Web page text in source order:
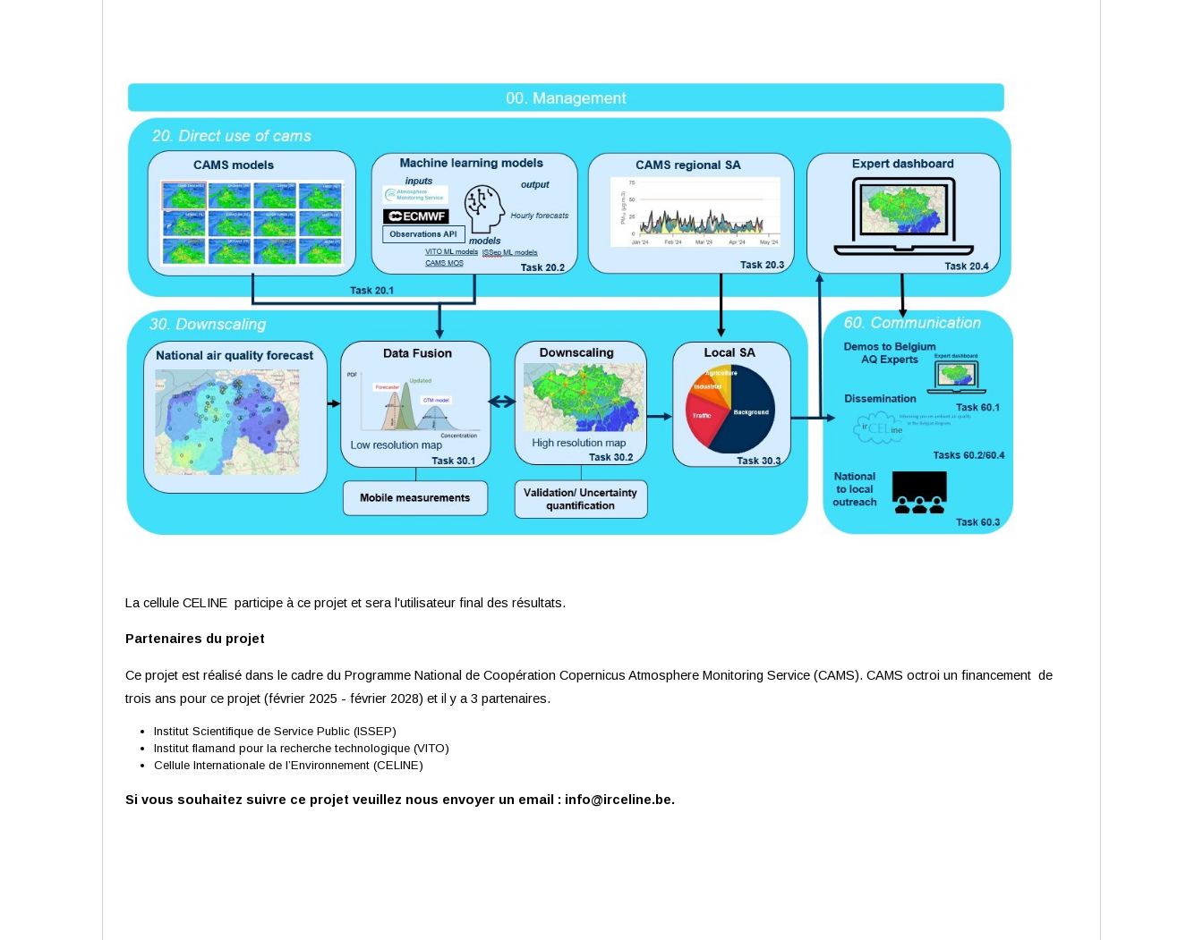
La cellule CELINE participe à ce projet et sera l'utilisateur final des résultats.
Partenaires du projet
Ce projet est réalisé dans le cadre du Programme National de Coopération Copernicus Atmosphere Monitoring Service (CAMS). CAMS octroi un financement de
trois ans pour ce projet (février 2025 - février 2028) et il y a 3 partenaires.
Institut Scientifique de Service Public (ISSEP)
Institut flamand pour la recherche technologique (VITO)
Cellule Internationale de l’Environnement (CELINE)
Si vous souhaitez suivre ce projet veuillez nous envoyer un email : info@irceline.be.